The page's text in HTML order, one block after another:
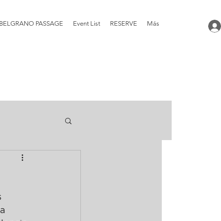
BELGRANO PASSAGE Event List RESERVE Más